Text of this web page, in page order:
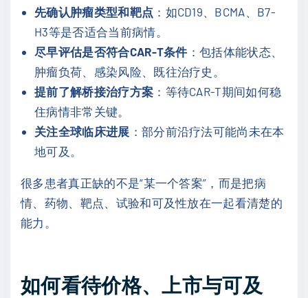
先确认肿瘤类型和靶点 ：如CD19、BCMA、B7-
H3等是否适合当前病情。
尽早评估是否符合CAR-T条件 ：包括体能状态、
肿瘤负荷、感染风险、既往治疗史。
提前了解桥接治疗方案 ：等待CAR-T期间如何稳
住病情非常关键。
关注全球临床进展 ：部分前沿疗法可能尚未在本
地可及。
很多患者真正缺的不是“某一个答案”，而是把病
情、药物、靶点、试验和可及性放在一起看清楚的
能力。
如何看待价格、上市与可及